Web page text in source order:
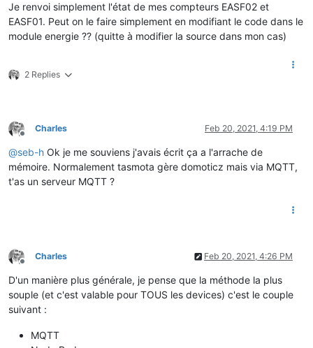
Je renvoi simplement l'état de mes compteurs EASF02 et
EASF01. Peut on le faire simplement en modifiant le code dans le
module energie ?? (quitte à modifier la source dans mon cas)
2 Replies
Offline
Charles Feb 20, 2021, 4:19 PM
@seb-h Ok je me souviens j'avais écrit ça a l'arrache de
mémoire. Normalement tasmota gère domoticz mais via MQTT,
t'as un serveur MQTT ?
Offline
Charles Feb 20, 2021, 4:26 PM
D'un manière plus générale, je pense que la méthode la plus
souple (et c'est valable pour TOUS les devices) c'est le couple
suivant :
MQTT